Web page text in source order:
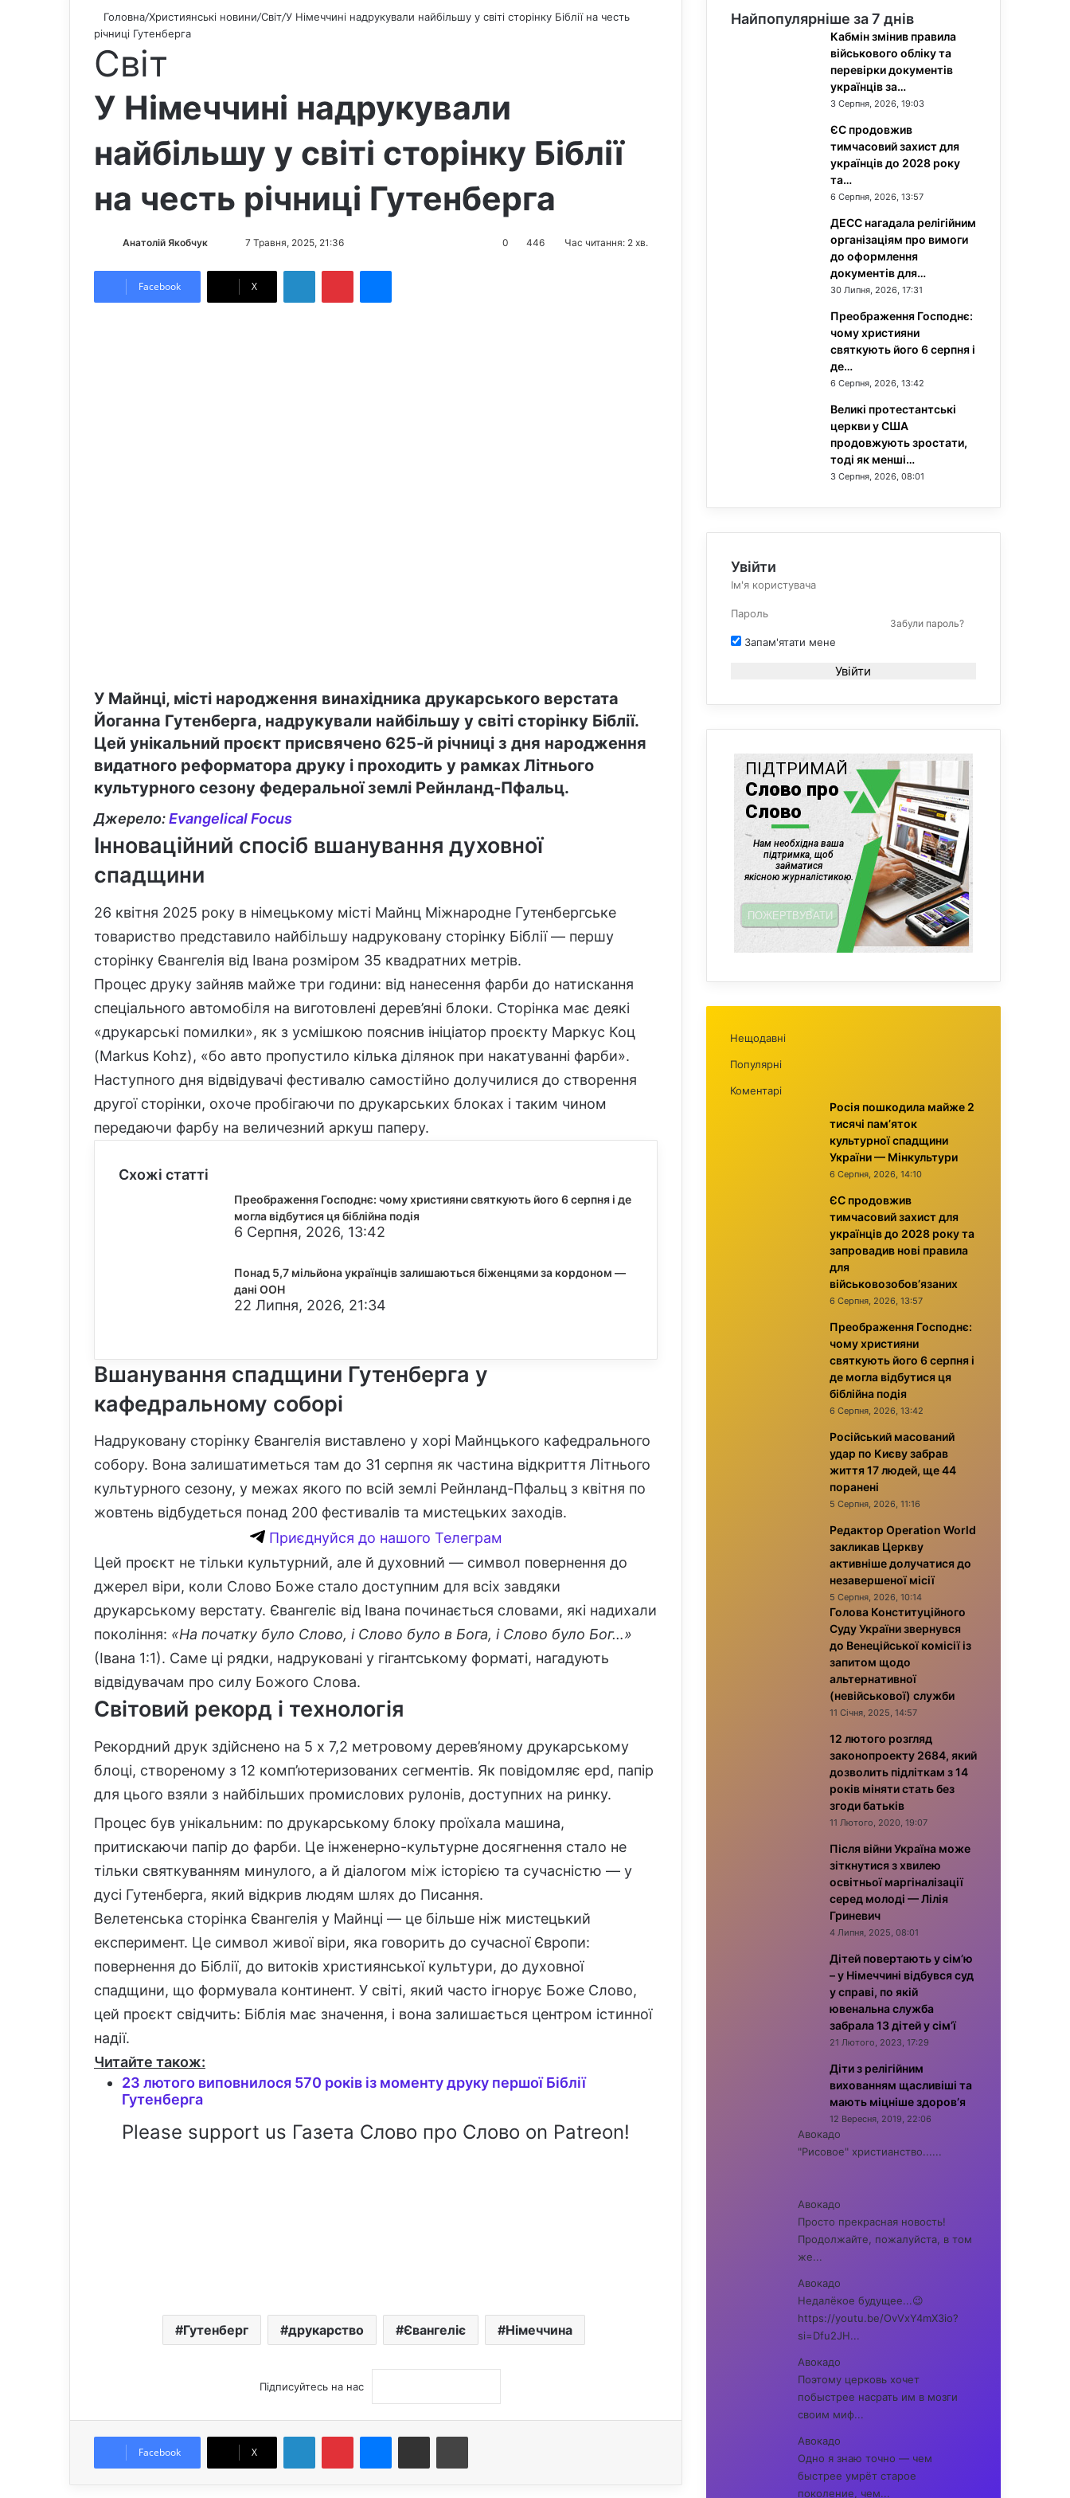
Головна/Християнські новини/Світ/У Німеччині надрукували найбільшу у світі сторінку Біблії на честь
річниці Гутенберга
Світ
У Німеччині надрукували
найбільшу у світі сторінку Біблії
на честь річниці Гутенберга
Анатолій Якобчук
l d
7 Травня, 2025, 21:36 0 446 Час читання: 2 хв.
Facebook X
У Майнці, місті народження винахідника друкарського верстата
Йоганна Гутенберга, надрукували найбільшу у світі сторінку Біблії.
Цей унікальний проєкт присвячено 625-й річниці з дня народження
видатного реформатора друку і проходить у рамках Літнього
культурного сезону федеральної землі Рейнланд-Пфальц.
Джерело:Evangelical Focus
Інноваційний спосіб вшанування духовної
спадщини
26 квітня 2025 року в німецькому місті Майнц Міжнародне Гутенбергське
товариство представило найбільшу надруковану сторінку Біблії — першу
сторінку Євангелія від Івана розміром 35 квадратних метрів.
Процес друку зайняв майже три години: від нанесення фарби до натискання
спеціального автомобіля на виготовлені дерев’яні блоки. Сторінка має деякі
«друкарські помилки», як з усмішкою пояснив ініціатор проєкту Маркус Коц
(Markus Kohz), «бо авто пропустило кілька ділянок при накатуванні фарби».
Наступного дня відвідувачі фестивалю самостійно долучилися до створення
другої сторінки, охоче пробігаючи по друкарських блоках і таким чином
передаючи фарбу на величезний аркуш паперу.
Схожі статті
Преображення Господнє: чому християни святкують його 6 серпня і де
могла відбутися ця біблійна подія
6 Серпня, 2026, 13:42
Понад 5,7 мільйона українців залишаються біженцями за кордоном —
дані ООН
22 Липня, 2026, 21:34
Вшанування спадщини Гутенберга у
кафедральному соборі
Надруковану сторінку Євангелія виставлено у хорі Майнцького кафедрального
собору. Вона залишатиметься там до 31 серпня як частина відкриття Літнього
культурного сезону, у межах якого по всій землі Рейнланд-Пфальц з квітня по
жовтень відбудеться понад 200 фестивалів та мистецьких заходів.
Приєднуйся до нашого Телеграм
Цей проєкт не тільки культурний, але й духовний — символ повернення до
джерел віри, коли Слово Боже стало доступним для всіх завдяки
друкарському верстату. Євангеліє від Івана починається словами, які надихали
покоління: «На початку було Слово, і Слово було в Бога, і Слово було Бог…»
(Івана 1:1). Саме ці рядки, надруковані у гігантському форматі, нагадують
відвідувачам про силу Божого Слова.
Світовий рекорд і технологія
Рекордний друк здійснено на 5 x 7,2 метровому дерев’яному друкарському
блоці, створеному з 12 комп’ютеризованих сегментів. Як повідомляє epd, папір
для цього взяли з найбільших промислових рулонів, доступних на ринку.
Процес був унікальним: по друкарському блоку проїхала машина,
притискаючи папір до фарби. Це інженерно-культурне досягнення стало не
тільки святкуванням минулого, а й діалогом між історією та сучасністю — у
дусі Гутенберга, який відкрив людям шлях до Писання.
Велетенська сторінка Євангелія у Майнці — це більше ніж мистецький
експеримент. Це символ живої віри, яка говорить до сучасної Європи:
повернення до Біблії, до витоків християнської культури, до духовної
спадщини, що формувала континент. У світі, який часто ігнорує Боже Слово,
цей проєкт свідчить: Біблія має значення, і вона залишається центром істинної
надії.
Читайте також:
23 лютого виповнилося 570 років із моменту друку першої Біблії
Гутенберга
Please support us Газета Слово про Слово on Patreon!
Гутенберг друкарство Євангеліє Німеччина
Підписуйтесь на нас
Facebook X
Поділитися електронною поштою
Найпопулярніше за 7 днів
Кабмін змінив правила
військового обліку та
перевірки документів
українців за…
3 Серпня, 2026, 19:03
ЄС продовжив
тимчасовий захист для
українців до 2028 року
та…
6 Серпня, 2026, 13:57
ДЕСС нагадала релігійним
організаціям про вимоги
до оформлення
документів для…
30 Липня, 2026, 17:31
Преображення Господнє:
чому християни
святкують його 6 серпня і
де…
6 Серпня, 2026, 13:42
Великі протестантські
церкви у США
продовжують зростати,
тоді як менші…
3 Серпня, 2026, 08:01
Увійти
Забули пароль?
Запам'ятати мене
Увійти
Нещодавні
Популярні
Коментарі
Росія пошкодила майже 2
тисячі пам’яток
культурної спадщини
України — Мінкультури
6 Серпня, 2026, 14:10
ЄС продовжив
тимчасовий захист для
українців до 2028 року та
запровадив нові правила
для
військовозобов’язаних
6 Серпня, 2026, 13:57
Преображення Господнє:
чому християни
святкують його 6 серпня і
де могла відбутися ця
біблійна подія
6 Серпня, 2026, 13:42
Російський масований
удар по Києву забрав
життя 17 людей, ще 44
поранені
5 Серпня, 2026, 11:16
Редактор Operation World
закликав Церкву
активніше долучатися до
незавершеної місії
5 Серпня, 2026, 10:14
Голова Конституційного
Суду України звернувся
до Венеційської комісії із
запитом щодо
альтернативної
(невійськової) служби
11 Січня, 2025, 14:57
12 лютого розгляд
законопроекту 2684, який
дозволить підліткам з 14
років міняти стать без
згоди батьків
11 Лютого, 2020, 19:07
Після війни Україна може
зіткнутися з хвилею
освітньої маргіналізації
серед молоді — Лілія
Гриневич
4 Липня, 2025, 08:01
Дітей повертають у сім’ю
– у Німеччині відбувся суд
у справі, по якій
ювенальна служба
забрала 13 дітей у сім’ї
21 Лютого, 2023, 17:29
Діти з релігійним
вихованням щасливіші та
мають міцніше здоров’я
12 Вересня, 2019, 22:06
Авокадо
"Рисовое" христианство......
Авокадо
Просто прекрасная новость!
Продолжайте, пожалуйста, в том
же...
Авокадо
Недалёкое будущее...😉
https://youtu.be/OvVxY4mX3io?
si=Dfu2JH...
Авокадо
Поэтому церковь хочет
побыстрее насрать им в мозги
своим миф...
Авокадо
Одно я знаю точно — чем
быстрее умрёт старое
поколение, чем...